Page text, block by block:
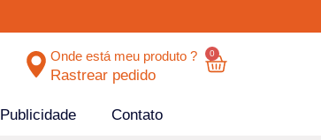
Onde está meu produto ?
Rastrear pedido
0
Publicidade Contato